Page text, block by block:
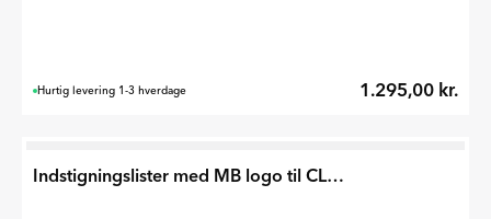
Hurtig levering 1-3 hverdage 1.295,00 kr.
Indstigningslister med MB logo til CLA 2025 -